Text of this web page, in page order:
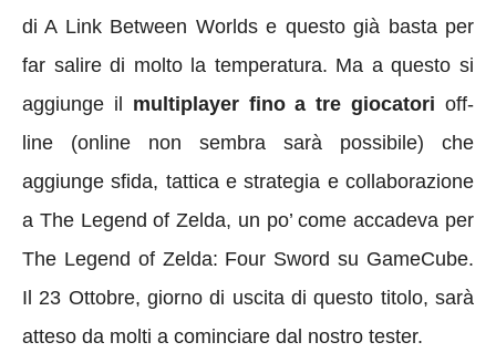
di A Link Between Worlds e questo già basta per
far salire di molto la temperatura. Ma a questo si
aggiunge il multiplayer fino a tre giocatori off-
line (online non sembra sarà possibile) che
aggiunge sfida, tattica e strategia e collaborazione
a The Legend of Zelda, un po’ come accadeva per
The Legend of Zelda: Four Sword su GameCube.
Il 23 Ottobre, giorno di uscita di questo titolo, sarà
atteso da molti a cominciare dal nostro tester.